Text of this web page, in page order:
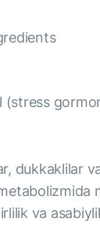
dukkaklilar
va